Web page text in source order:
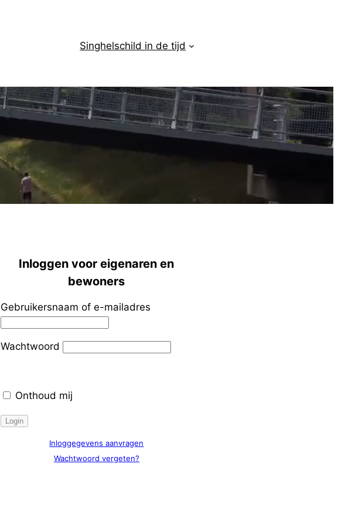
Singhelschild in de tijd
Inloggen voor eigenaren en
bewoners
Gebruikersnaam of e-mailadres
Wachtwoord
Onthoud mij
Inloggegevens aanvragen
Wachtwoord vergeten?